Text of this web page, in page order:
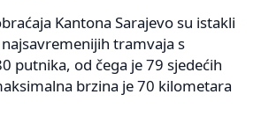
Kantona Sarajevo su istakli
tramvaja s
putnika, od čega je 79 sjedećih
brzina je 70 kilometara